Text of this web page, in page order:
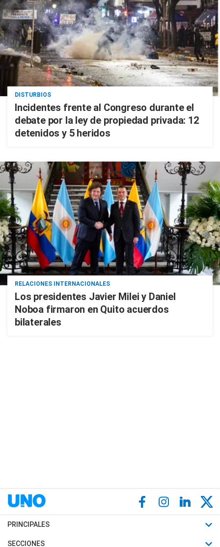
DISTURBIOS
Incidentes frente al Congreso durante el
debate por la ley de propiedad privada: 12
detenidos y 5 heridos
RELACIONES INTERNACIONALES
Los presidentes Javier Milei y Daniel
Noboa firmaron en Quito acuerdos
bilaterales
PRINCIPALES
Últimas Noticias
SECCIONES